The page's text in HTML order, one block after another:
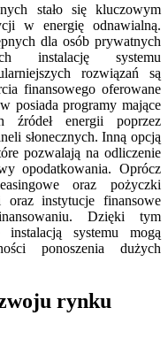
stało się kluczowym
w energię odnawialną.
dla osób prywatnych
instalację systemu
rozwiązań są
finansowego oferowane
posiada programy mające
źródeł energii poprzez
słonecznych. Inną opcją
pozwalają na odliczenie
opodatkowania. Oprócz
oraz pożyczki
oraz instytucje finansowe
Dzięki tym
instalacją systemu mogą
ponoszenia dużych
rynku